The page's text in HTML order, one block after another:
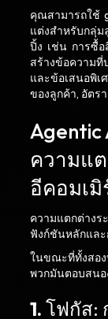
คุณสามารถใช้
แต่งสำหรับกลุ่
ปิ้ง เช่น การซื้อ
สร้างข้อความ
และข้อเสนอพิ
ของลูกค้า, อัตร
Agentic
ความแ
อีคอมเ
ความแตกต่าง
ฟังก์ชันหลักและ
ในขณะที่ทั้งสอ
พวกมันตอบสนอ
1.โฟกัส: